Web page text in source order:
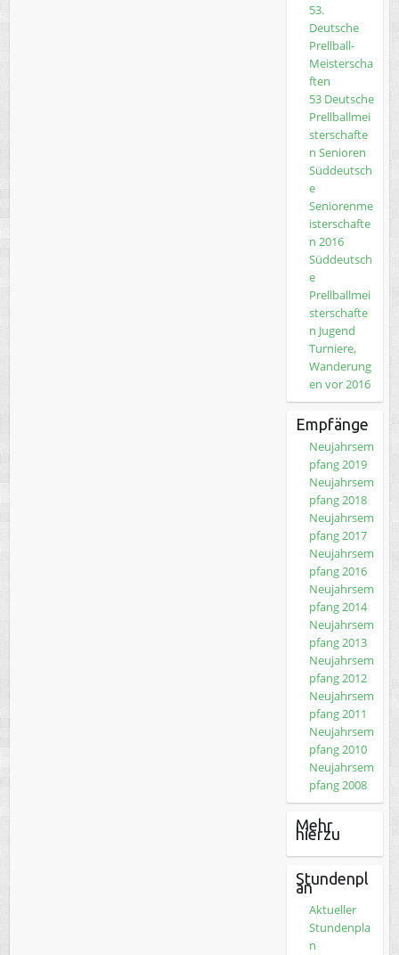
53.
Deutsche
Prellball-
Meisterscha
ften
53 Deutsche
Prellballmei
sterschafte
n Senioren
Süddeutsch
e
Seniorenme
isterschafte
n 2016
Süddeutsch
e
Prellballmei
sterschafte
n Jugend
Turniere,
Wanderung
en vor 2016
Empfänge
Neujahrsem
pfang 2019
Neujahrsem
pfang 2018
Neujahrsem
pfang 2017
Neujahrsem
pfang 2016
Neujahrsem
pfang 2014
Neujahrsem
pfang 2013
Neujahrsem
pfang 2012
Neujahrsem
pfang 2011
Neujahrsem
pfang 2010
Neujahrsem
pfang 2008
Mehr
hierzu
Stundenpl
an
Aktueller
Stundenpla
n